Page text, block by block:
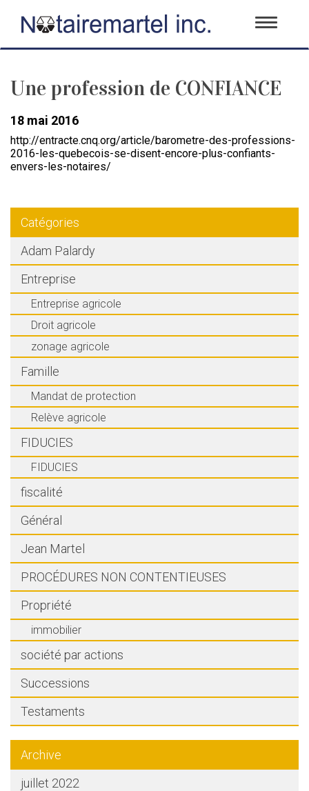
Toggle
Une profession de CONFIANCE
18 mai 2016
http://entracte.cnq.org/article/barometre-des-professions-
2016-les-quebecois-se-disent-encore-plus-confiants-
envers-les-notaires/
Catégories
Adam Palardy
Entreprise
Entreprise agricole
Droit agricole
zonage agricole
Famille
Mandat de protection
Relève agricole
FIDUCIES
FIDUCIES
fiscalité
Général
Jean Martel
PROCÉDURES NON CONTENTIEUSES
Propriété
immobilier
société par actions
Successions
Testaments
Archive
juillet 2022